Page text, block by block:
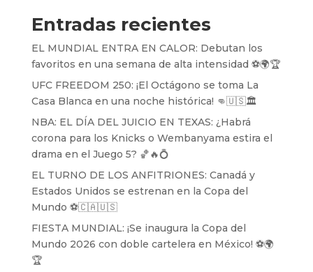
Entradas recientes
EL MUNDIAL ENTRA EN CALOR: Debutan los
favoritos en una semana de alta intensidad ⚽️🌍🏆
UFC FREEDOM 250: ¡El Octágono se toma La
Casa Blanca en una noche histórica! 👊🇺🇸🏛️
NBA: EL DÍA DEL JUICIO EN TEXAS: ¿Habrá
corona para los Knicks o Wembanyama estira el
drama en el Juego 5? 🏀🔥💍
EL TURNO DE LOS ANFITRIONES: Canadá y
Estados Unidos se estrenan en la Copa del
Mundo ⚽️🇨🇦🇺🇸
FIESTA MUNDIAL: ¡Se inaugura la Copa del
Mundo 2026 con doble cartelera en México! ⚽️🌍
🏆